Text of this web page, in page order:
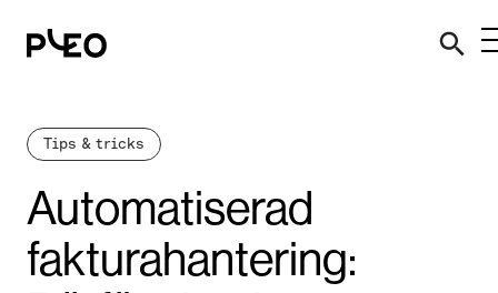
Tips & tricks
Automatiserad
fakturahantering: